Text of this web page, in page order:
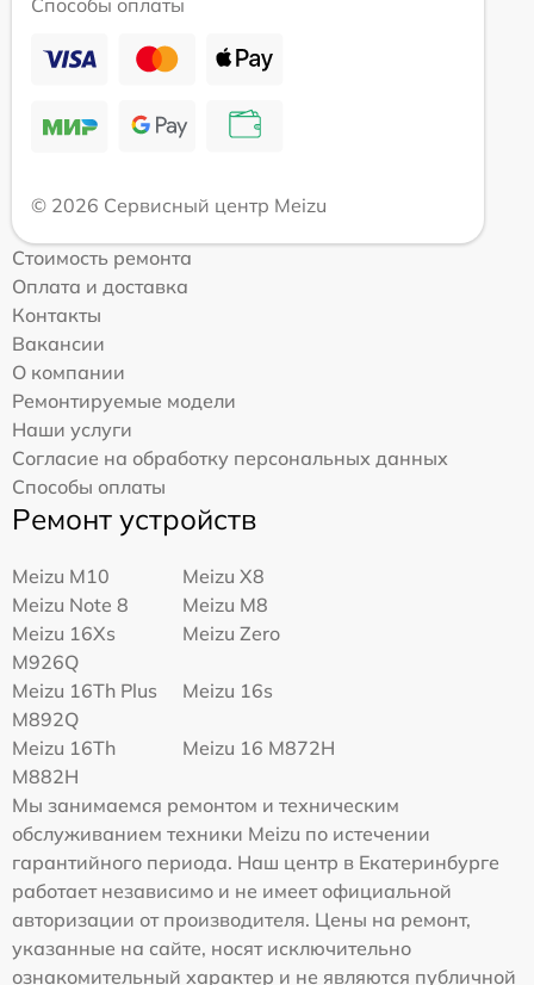
© 2026 Сервисный центр Meizu
Стоимость ремонта
Оплата и доставка
Контакты
Вакансии
О компании
Ремонтируемые модели
Наши услуги
Согласие на обработку персональных данных
Способы оплаты
Ремонт устройств
Meizu M10
Meizu X8
Meizu Note 8
Meizu M8
Meizu 16Xs
M926Q
Meizu Zero
Meizu 16Th Plus
M892Q
Meizu 16s
Meizu 16Th
M882H
Meizu 16 M872H
Мы занимаемся ремонтом и техническим
обслуживанием техники Meizu по истечении
гарантийного периода. Наш центр в Екатеринбурге
работает независимо и не имеет официальной
авторизации от производителя. Цены на ремонт,
указанные на сайте, носят исключительно
ознакомительный характер и не являются публичной